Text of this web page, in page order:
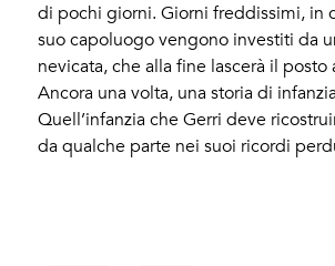
di pochi giorni. Giorni freddissimi, in
suo capoluogo vengono investiti da
nevicata, che alla fine lascerà il posto
Ancora una volta, una storia di
Quell’infanzia che Gerri deve
da qualche parte nei suoi ricordi